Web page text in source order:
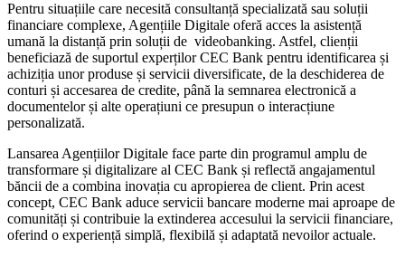
Pentru situațiile care necesită consultanță specializată sau soluții
financiare complexe, Agențiile Digitale oferă acces la asistență
umană la distanță prin soluții de videobanking. Astfel, clienții
beneficiază de suportul experților CEC Bank pentru identificarea și
achiziția unor produse și servicii diversificate, de la deschiderea de
conturi și accesarea de credite, până la semnarea electronică a
documentelor și alte operațiuni ce presupun o interacțiune
personalizată.
Lansarea Agențiilor Digitale face parte din programul amplu de
transformare și digitalizare al CEC Bank și reflectă angajamentul
băncii de a combina inovația cu apropierea de client. Prin acest
concept, CEC Bank aduce servicii bancare moderne mai aproape de
comunități și contribuie la extinderea accesului la servicii financiare,
oferind o experiență simplă, flexibilă și adaptată nevoilor actuale.